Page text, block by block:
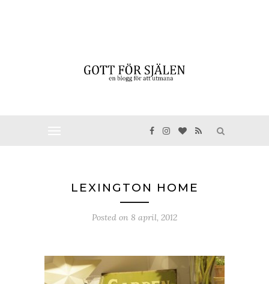
LEXINGTON HOME
Posted on 8 april, 2012